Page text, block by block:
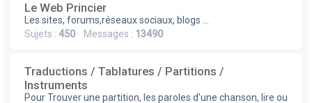
Le Web Princier
Les sites, forums,réseaux sociaux, blogs ...
Sujets : 450 Messages : 13490
Traductions / Tablatures / Partitions /
Instruments
Pour Trouver une partition, les paroles d'une chanson, lire ou